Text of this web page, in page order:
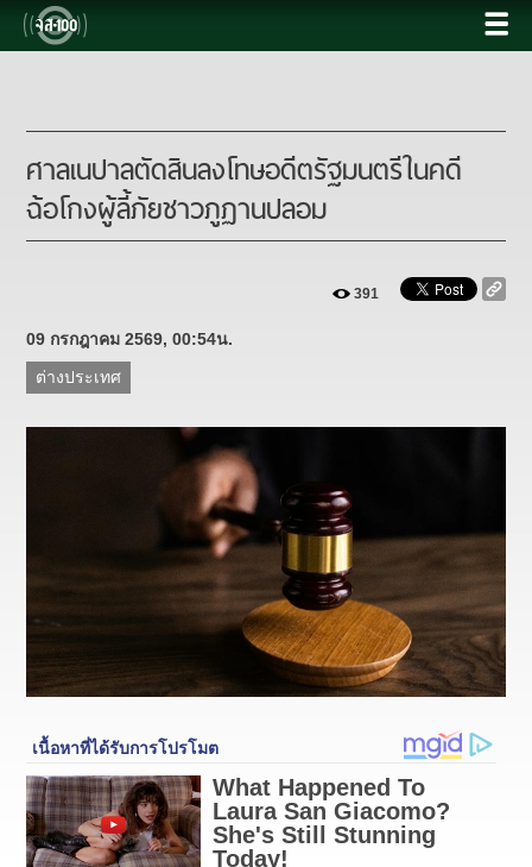
ศาลเนปาลตัดสินลงโทษอดีตรัฐมนตรีในคดี
ฉ้อโกงผู้ลี้ภัยชาวภูฏานปลอม
391
09 กรกฎาคม 2569, 00:54น.
ต่างประเทศ